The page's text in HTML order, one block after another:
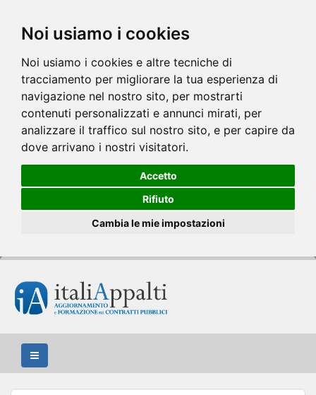
Noi usiamo i cookies
Noi usiamo i cookies e altre tecniche di
tracciamento per migliorare la tua esperienza di
navigazione nel nostro sito, per mostrarti
contenuti personalizzati e annunci mirati, per
analizzare il traffico sul nostro sito, e per capire da
dove arrivano i nostri visitatori.
Accetto
Rifiuto
Cambia le mie impostazioni